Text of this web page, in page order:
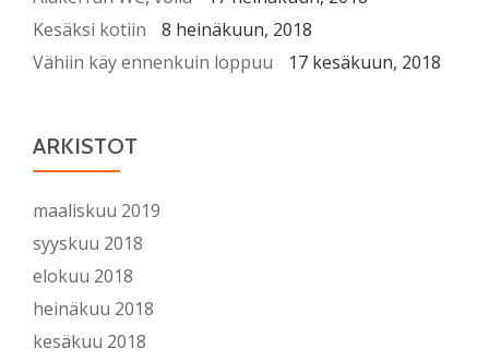
Kesäksi kotiin
8 heinäkuun, 2018
Vähiin käy ennenkuin loppuu
17 kesäkuun, 2018
ARKISTOT
maaliskuu 2019
syyskuu 2018
elokuu 2018
heinäkuu 2018
kesäkuu 2018